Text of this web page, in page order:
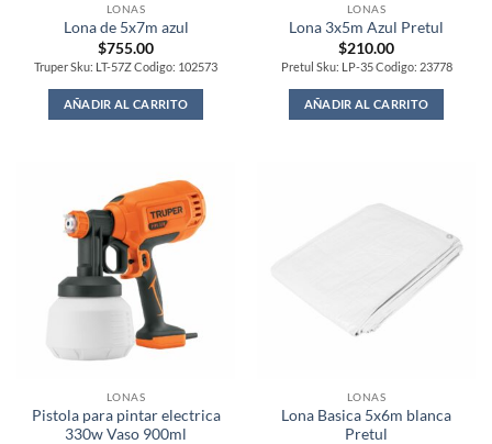
LONAS
Lona de 5x7m azul
$755.00
Truper Sku: LT-57Z Codigo: 102573
AÑADIR AL CARRITO
LONAS
Lona 3x5m Azul Pretul
$210.00
Pretul Sku: LP-35 Codigo: 23778
AÑADIR AL CARRITO
LONAS
Pistola para pintar electrica
330w Vaso 900ml
LONAS
Lona Basica 5x6m blanca
Pretul